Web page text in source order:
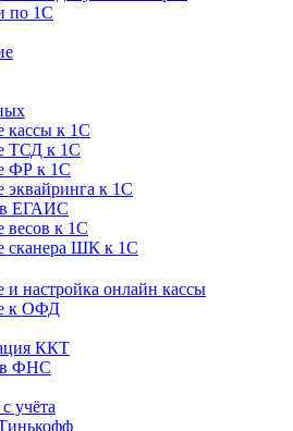
по 1С
кассы к 1С
ТСД к 1С
ФР к 1С
к 1С
ЕГАИС
весов к 1С
сканера ШК к 1С
настройка онлайн кассы
к ОФД
ККТ
в ФНС
учёта